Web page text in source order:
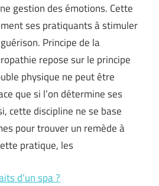
gestion des émotions. Cette
ses pratiquants à stimuler
Principe de la
repose sur le principe
physique ne peut être
que si l’on détermine ses
cette discipline ne se base
pour trouver un remède à
pratique, les
d’un spa ?